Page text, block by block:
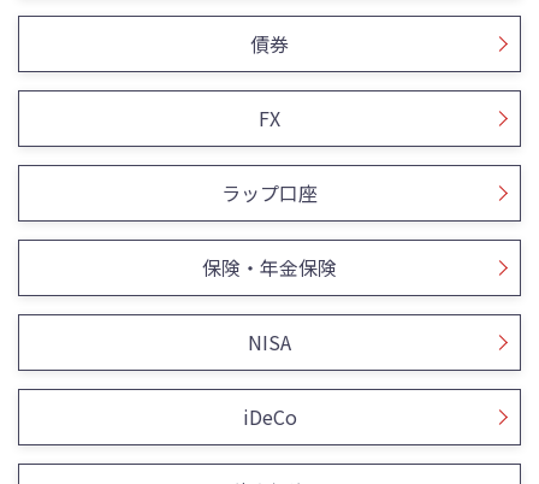
債券
FX
ラップ口座
保険・年金保険
NISA
iDeCo